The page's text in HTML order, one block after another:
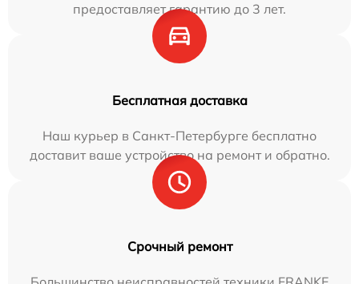
предоставляет гарантию до 3 лет.
Бесплатная доставка
Наш курьер в Санкт-Петербурге бесплатно
доставит ваше устройство на ремонт и обратно.
Срочный ремонт